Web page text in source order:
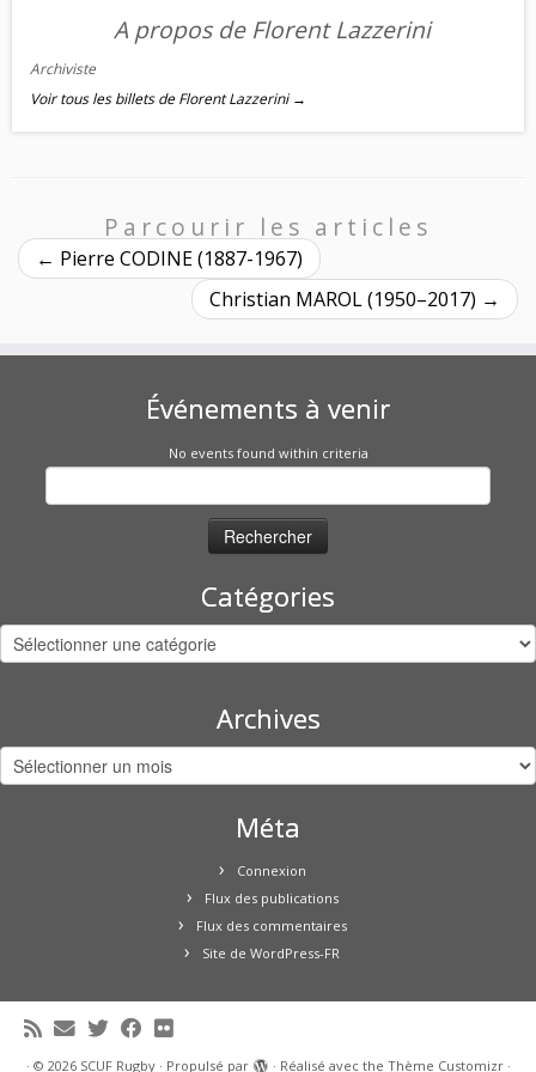
A propos de Florent Lazzerini
Archiviste
Voir tous les billets de Florent Lazzerini →
Parcourir les articles
← Pierre CODINE (1887-1967)
Christian MAROL (1950–2017) →
Événements à venir
No events found within criteria
Rechercher :
Catégories
Catégories
Archives
Archives
Méta
Connexion
Flux des publications
Flux des commentaires
Site de WordPress-FR
· © 2026 SCUF Rugby· Propulsé par · Réalisé avec the Thème Customizr·